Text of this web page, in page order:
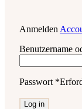
Anmelden
Benutzername
Passwort *
Log in